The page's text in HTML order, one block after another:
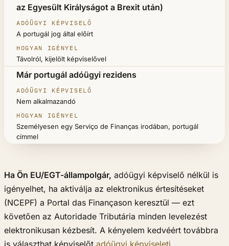
az Egyesült Királyságot a Brexit után)
A portugál jog által előírt
Távolról, kijelölt képviselővel
Már portugál adóügyi rezidens
Nem alkalmazandó
Személyesen egy Serviço de Finanças irodában, portugál
címmel
Ha Ön EU/EGT-állampolgár, adóügyi képviselő nélkül is
igényelhet, ha aktiválja az elektronikus értesítéseket
(NCEPF) a Portal das Finançason keresztül — ezt
követően az Autoridade Tributária minden levelezést
elektronikusan kézbesít. A kényelem kedvéért továbbra
is választhat képviselőt adóügyi képviseleti